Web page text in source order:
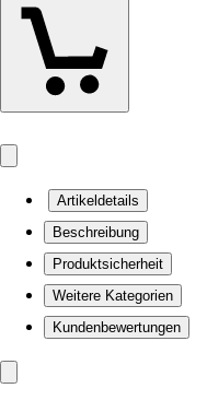
Artikeldetails
Beschreibung
Produktsicherheit
Weitere Kategorien
Kundenbewertungen